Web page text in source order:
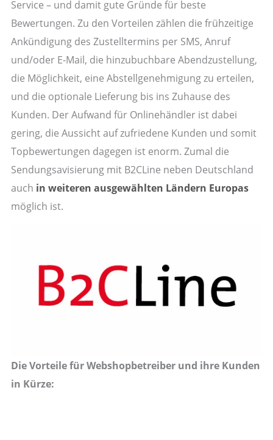
Service – und damit gute Gründe für beste
Bewertungen. Zu den Vorteilen zählen die frühzeitige
Ankündigung des Zustelltermins per SMS, Anruf
und/oder E-Mail, die hinzubuchbare Abendzustellung,
die Möglichkeit, eine Abstellgenehmigung zu erteilen,
und die optionale Lieferung bis ins Zuhause des
Kunden. Der Aufwand für Onlinehändler ist dabei
gering, die Aussicht auf zufriedene Kunden und somit
Topbewertungen dagegen ist enorm. Zumal die
Sendungsavisierung mit B2CLine neben Deutschland
auch in weiteren ausgewählten Ländern Europas
möglich ist.
Die Vorteile für Webshopbetreiber und ihre Kunden
in Kürze: